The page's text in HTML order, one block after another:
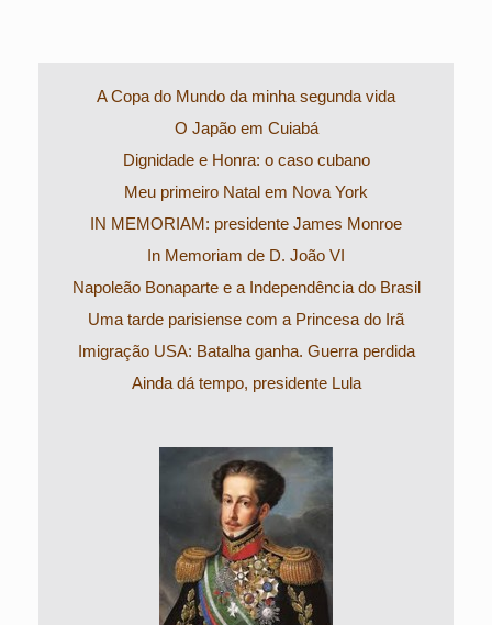
A Copa do Mundo da minha segunda vida
O Japão em Cuiabá
Dignidade e Honra: o caso cubano
Meu primeiro Natal em Nova York
IN MEMORIAM: presidente James Monroe
In Memoriam de D. João VI
Napoleão Bonaparte e a Independência do Brasil
Uma tarde parisiense com a Princesa do Irã
Imigração USA: Batalha ganha. Guerra perdida
Ainda dá tempo, presidente Lula